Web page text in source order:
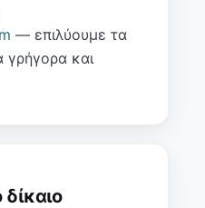
— επιλύουμε τα
γρήγορα και